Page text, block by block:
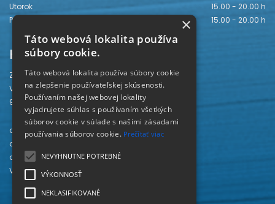
Utorok
15.00 - 20.00 h
Piatok
15.00 - 20.00 h
Kontakt
Záhorská knižnica
Vajanského 28
905 01 Senica
odd. beletrie 034/654 3780
odd. odbornej literatúry 034/651 2710
odd. pre deti a mládež 034/654 6519
Viac kontaktov nájdete
×
Táto webová lokalita používa
súbory cookie.
Táto webová lokalita používa súbory cookie
na zlepšenie používateľskej skúsenosti.
Používaním našej webovej lokality
vyjadrujete súhlas s používaním všetkých
súborov cookie v súlade s našimi zásadami
používania súborov cookie. Prečítať viac
NEVYHNUTNE POTREBNÉ
VÝKONNOSŤ
NEKLASIFIKOVANÉ